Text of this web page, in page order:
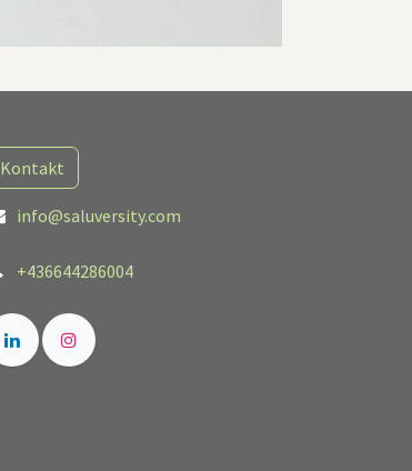
Kontakt
info@saluversity.com
+436644286004